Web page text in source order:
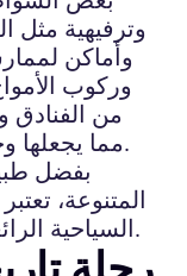
وترفيهية مثل
وأماكن
وركوب
من
مما يجعلها وجهة مثالية للاستمتاع بعطلة البحر.
بفضل
المتنوعة،
السياحية الرائعة في المملكة العربية السعودية.